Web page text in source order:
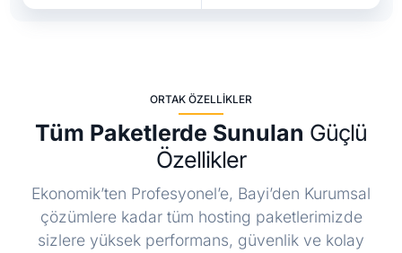
ORTAK ÖZELLIKLER
Tüm Paketlerde Sunulan Güçlü
Özellikler
Ekonomik’ten Profesyonel’e, Bayi’den Kurumsal
çözümlere kadar tüm hosting paketlerimizde
sizlere yüksek performans, güvenlik ve kolay